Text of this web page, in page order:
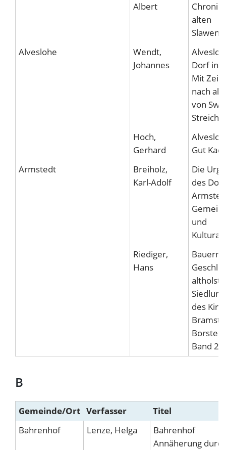
Albert
Chronik
alten
Alveslohe
Wendt,
Johannes
Dorf in
Mit
nach
von
Streich.
Hoch,
Gerhard
Gut
Armstedt
Breiholz,
Karl-Adolf
Die
des
und
Riediger,
Hans
des
Band 2
B
Gemeinde/Ort Verfasser
Titel
Bahrenhof
Lenze, Helga
Bahrenhof
Annäherung durch